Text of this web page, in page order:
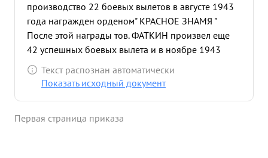
производство 22 боевых вылетов в августе 1943
года награжден орденом" КРАСНОЕ ЗНАМЯ "
После этой награды тов. ФАТКИН произвел еще
42 успешных боевых вылета и в ноябре 1943
года был награжден вторым орденом " КРАСНОЕ
ЗНАМЯ" После этой награды ФАТКИН произвел
боевых заданий образцы умелого ведения боях
Текст распознан автоматически
Показать исходный документ
Первая страница приказа